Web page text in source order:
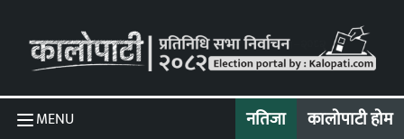
MENU नतिजा कालोपाटी होम